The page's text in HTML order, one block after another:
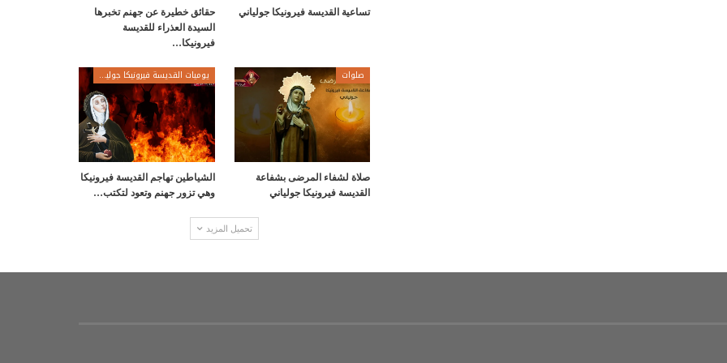
تساعية القديسة فيرونيكا جولياني
حقائق خطيرة عن جهنم تخبرها
السيدة العذراء للقديسة
فيرونيكا…
صلوات
صلاة لشفاء المرضى بشفاعة
القديسة فيرونيكا جولياني
يوميات القديسة فيرونيكا جولياني
الشياطين تهاجم القديسة فيرونيكا
وهي تزور جهنم وتعود لتكتب…
تحميل المزيد